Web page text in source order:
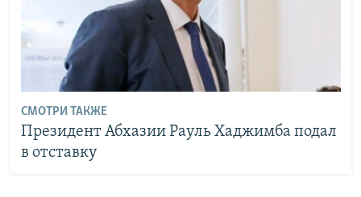
СМОТРИ ТАКЖЕ
Президент Абхазии Рауль Хаджимба подал
в отставку